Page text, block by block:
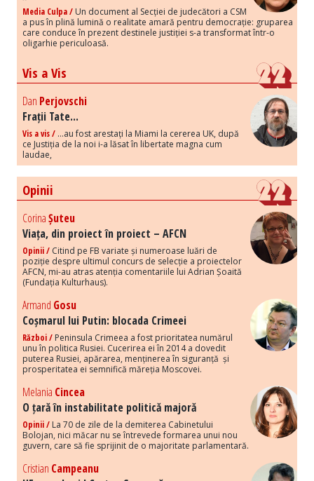
Media Culpa / Un document al Secției de judecători a CSM
a pus în plină lumină o realitate amară pentru democrație: gruparea
care conduce în prezent destinele justiției s-a transformat într-o
oligarhie periculoasă.
Vis a Vis
Dan Perjovschi
Frații Tate...
Vis a vis / ...au fost arestați la Miami la cererea UK, după
ce Justiția de la noi i-a lăsat în libertate magna cum
laudae,
Opinii
CorinaȘuteu
Viața, din proiect în proiect – AFCN
Opinii / Citind pe FB variate și numeroase luări de
poziție despre ultimul concurs de selecție a proiectelor
AFCN, mi-au atras atenția comentariile lui Adrian Șoaită
(Fundația Kulturhaus).
Armand Gosu
Coșmarul lui Putin: blocada Crimeei
Război / Peninsula Crimeea a fost prioritatea numărul
unu în politica Rusiei. Cucerirea ei în 2014 a dovedit
puterea Rusiei, apărarea, menținerea în siguranță și
prosperitatea ei semnifică măreția Moscovei.
Melania Cincea
O țară în instabilitate politică majoră
Opinii / La 70 de zile de la demiterea Cabinetului
Bolojan, nici măcar nu se întrevede formarea unui nou
guvern, care să fie sprijinit de o majoritate parlamentară.
Cristian Campeanu